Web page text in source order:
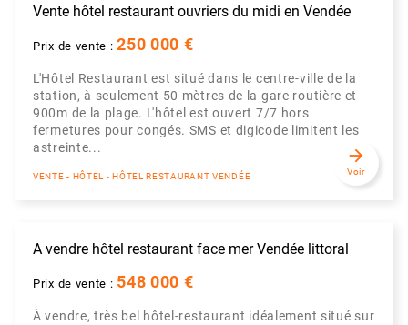
Vente hôtel restaurant ouvriers du midi en Vendée
Prix de vente :250 000 €
L'Hôtel Restaurant est situé dans le centre-ville de la
station, à seulement 50 mètres de la gare routière et
900m de la plage. L'hôtel est ouvert 7/7 hors
fermetures pour congés. SMS et digicode limitent les
astreinte...
VENTE - HÔTEL - HÔTEL RESTAURANT VENDÉE
arrow_forward
Voir
A vendre hôtel restaurant face mer Vendée littoral
Prix de vente : 548 000 €
À vendre, très bel hôtel-restaurant idéalement situé sur